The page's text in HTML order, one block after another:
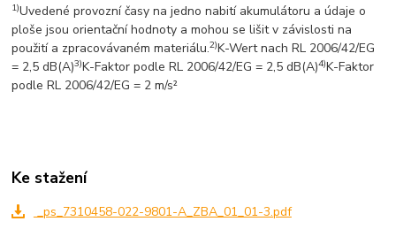
1)Uvedené provozní časy na jedno nabití akumulátoru a údaje o
ploše jsou orientační hodnoty a mohou se lišit v závislosti na
použití a zpracovávaném materiálu.2)K-Wert nach RL 2006/42/EG
= 2,5 dB(A)3)K-Faktor podle RL 2006/42/EG = 2,5 dB(A)4)K-Faktor
podle RL 2006/42/EG = 2 m/s²
Ke stažení
_ps_7310458-022-9801-A_ZBA_01_01-3.pdf